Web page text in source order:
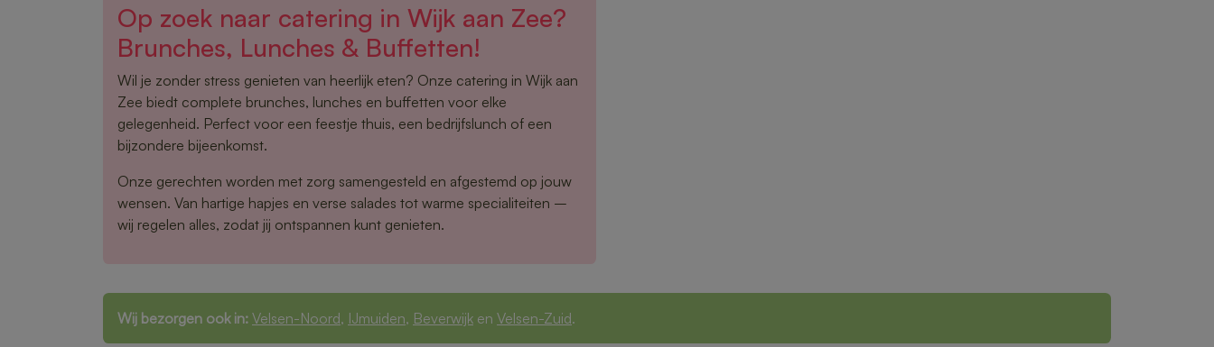
Op zoek naar catering in Wijk aan Zee?
Brunches, Lunches & Buffetten!
Wil je zonder stress genieten van heerlijk eten? Onze catering in Wijk aan
Zee biedt complete brunches, lunches en buffetten voor elke
gelegenheid. Perfect voor een feestje thuis, een bedrijfslunch of een
bijzondere bijeenkomst.
Onze gerechten worden met zorg samengesteld en afgestemd op jouw
wensen. Van hartige hapjes en verse salades tot warme specialiteiten –
wij regelen alles, zodat jij ontspannen kunt genieten.
Wij bezorgen ook in: Velsen-Noord, IJmuiden, Beverwijk en Velsen-Zuid.